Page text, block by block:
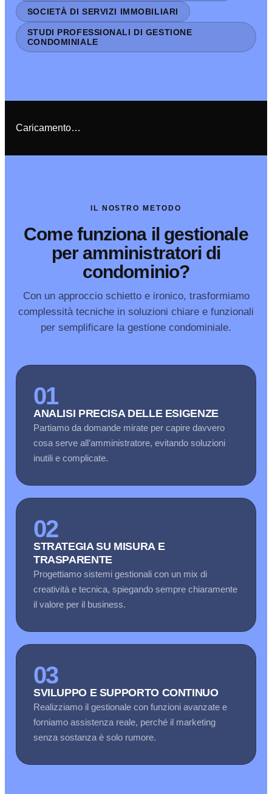
SOCIETÀ DI SERVIZI IMMOBILIARI
STUDI PROFESSIONALI DI GESTIONE
CONDOMINIALE
Caricamento…
IL NOSTRO METODO
Come funziona il gestionale
per amministratori di
condominio?
Con un approccio schietto e ironico, trasformiamo
complessità tecniche in soluzioni chiare e funzionali
per semplificare la gestione condominiale.
01
ANALISI PRECISA DELLE ESIGENZE
Partiamo da domande mirate per capire davvero
cosa serve all’amministratore, evitando soluzioni
inutili e complicate.
02
STRATEGIA SU MISURA E
TRASPARENTE
Progettiamo sistemi gestionali con un mix di
creatività e tecnica, spiegando sempre chiaramente
il valore per il business.
03
SVILUPPO E SUPPORTO CONTINUO
Realizziamo il gestionale con funzioni avanzate e
forniamo assistenza reale, perché il marketing
senza sostanza è solo rumore.